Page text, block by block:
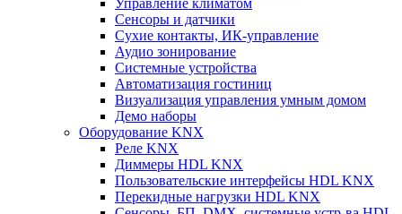
Управление климатом
Сенсоры и датчики
Сухие контакты, ИК-управление
Аудио зонирование
Системные устройства
Автоматизация гостиниц
Визуализация управления умным домом
Демо наборы
Оборудование KNX
Реле KNX
Диммеры HDL KNX
Пользовательские интерфейсы HDL KNX
Перекидные нагрузки HDL KNX